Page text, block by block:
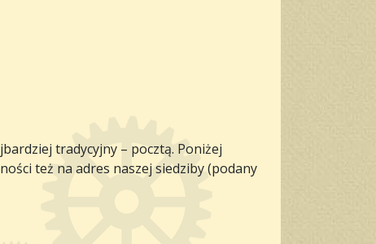
tradycyjny – pocztą. Poniżej
też na adres naszej siedziby (podany